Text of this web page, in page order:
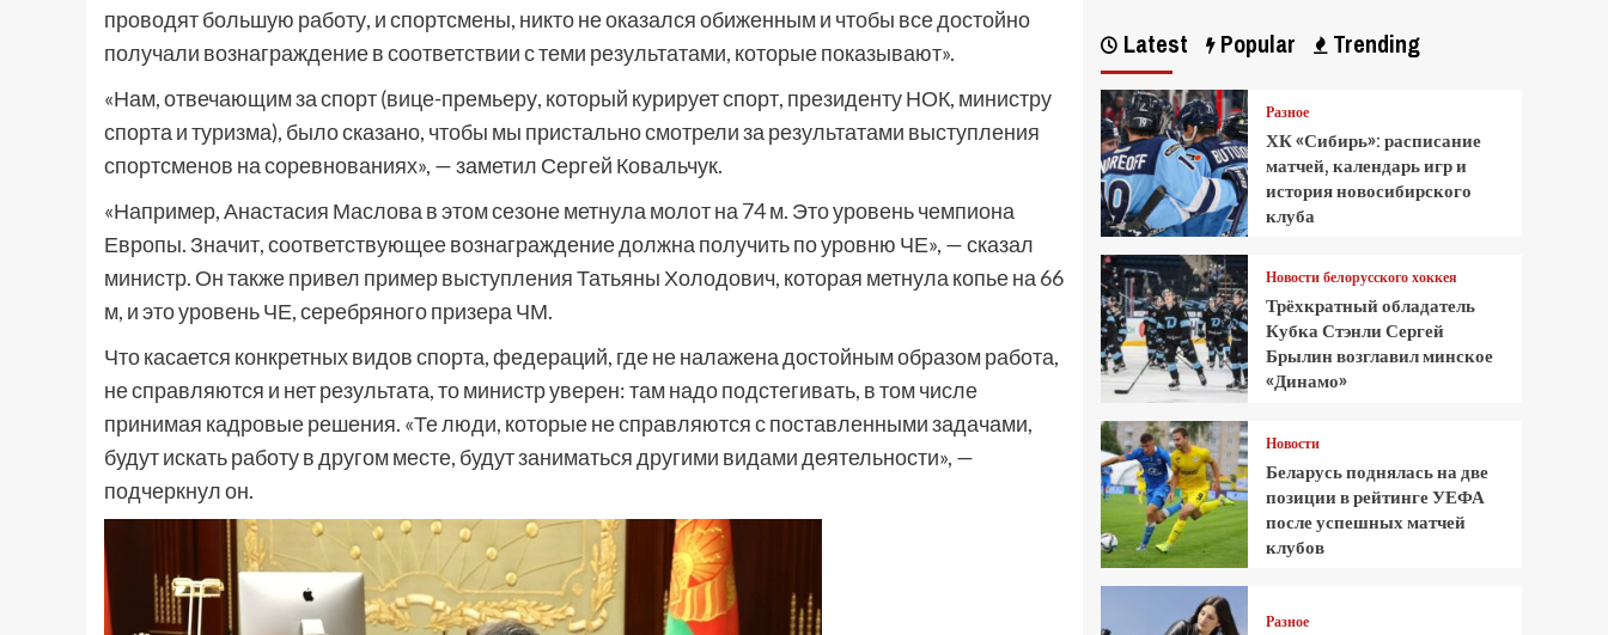
проводят большую работу, и спортсмены, никто не оказался обиженным и чтобы все достойно
получали вознаграждение в соответствии с теми результатами, которые показывают».
«Нам, отвечающим за спорт (вице-премьеру, который курирует спорт, президенту НОК, министру
спорта и туризма), было сказано, чтобы мы пристально смотрели за результатами выступления
спортсменов на соревнованиях», — заметил Сергей Ковальчук.
«Например, Анастасия Маслова в этом сезоне метнула молот на 74 м. Это уровень чемпиона
Европы. Значит, соответствующее вознаграждение должна получить по уровню ЧЕ», — сказал
министр. Он также привел пример выступления Татьяны Холодович, которая метнула копье на 66
м, и это уровень ЧЕ, серебряного призера ЧМ.
Что касается конкретных видов спорта, федераций, где не налажена достойным образом работа,
не справляются и нет результата, то министр уверен: там надо подстегивать, в том числе
принимая кадровые решения. «Те люди, которые не справляются с поставленными задачами,
будут искать работу в другом месте, будут заниматься другими видами деятельности», —
подчеркнул он.
Latest Popular Trending
Разное
ХК «Сибирь»: расписание
матчей, календарь игр и
история новосибирского
клуба
Новости белорусского хоккея
Трёхкратный обладатель
Кубка Стэнли Сергей
Брылин возглавил минское
«Динамо»
Новости
Беларусь поднялась на две
позиции в рейтинге УЕФА
после успешных матчей
клубов
Разное